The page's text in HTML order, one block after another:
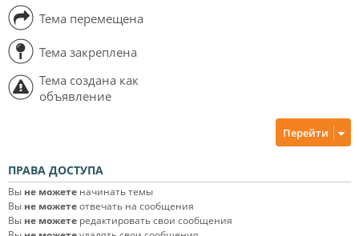
Тема перемещена
Тема закреплена
Тема создана как
объявление
Перейти
ПРАВА ДОСТУПА
Вы не можете начинать темы
Вы не можетеотвечать на сообщения
Вы не можете редактировать свои сообщения